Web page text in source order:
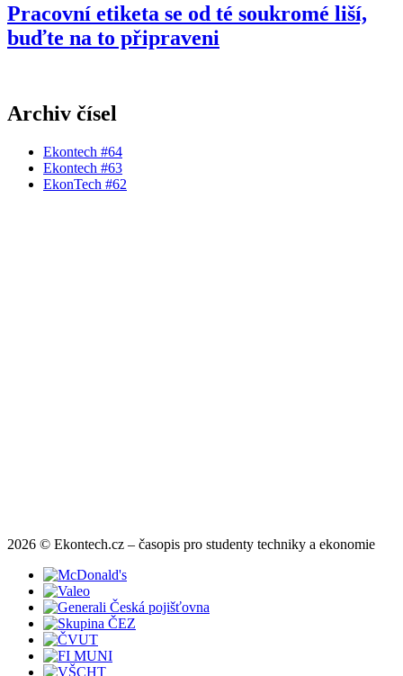
Pracovní etiketa se od té soukromé liší,
buďte na to připraveni
Archiv čísel
Ekontech #64
Ekontech #63
EkonTech #62
2026 © Ekontech.cz – časopis pro studenty techniky a ekonomie